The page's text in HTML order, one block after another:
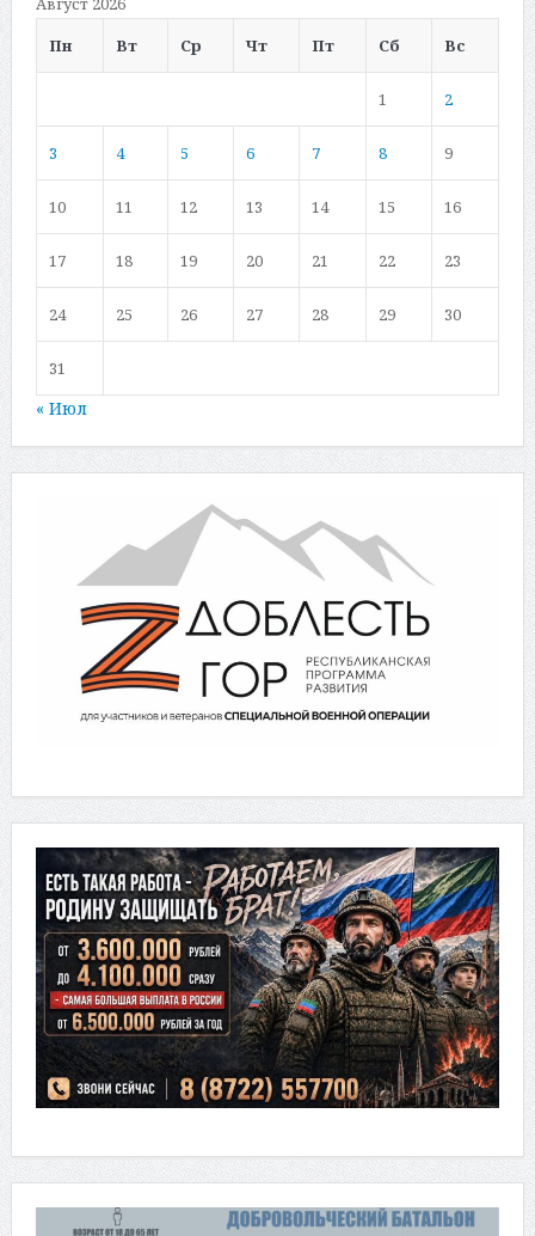
Пн
Вт Ср Чт Пт Сб Вс
1 2
3 4 5 6 7 8 9
10 11 12 13 14 15 16
17 18 19 20 21 22 23
24 25 26 27 28 29 30
31
« Июл